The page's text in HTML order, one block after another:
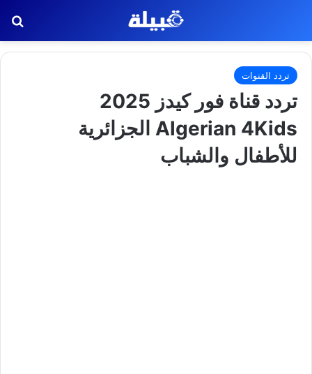
تردد القنوات
تردد قناة فور كيدز 2025
Algerian 4Kids الجزائرية
للأطفال والشباب